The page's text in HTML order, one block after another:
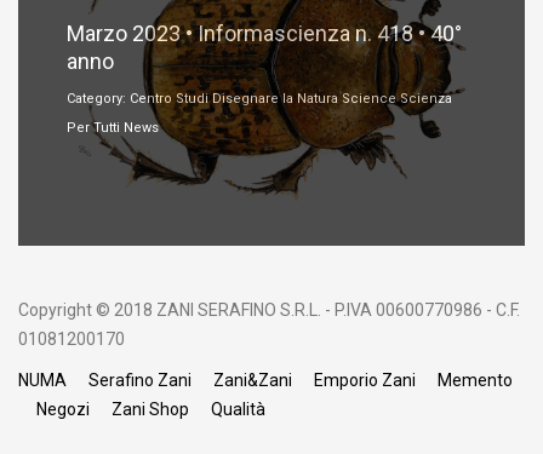
Marzo 2023 • Informascienza n. 418 • 40°
anno
Category: Centro Studi Disegnare la Natura Science Scienza
Per Tutti News
Copyright © 2018 ZANI SERAFINO S.R.L. - P.IVA 00600770986 - C.F.
01081200170
NUMA Serafino Zani Zani&Zani Emporio Zani
Memento
Negozi
Zani Shop Qualità